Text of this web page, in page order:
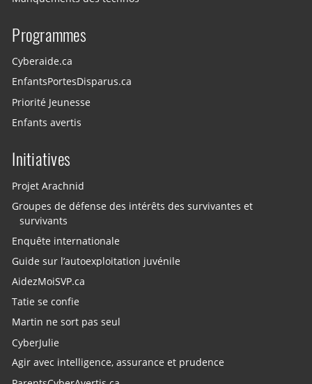
Programmes
Cyberaide.ca
EnfantsPortesDisparus.ca
Priorité Jeunesse
Enfants avertis
Initiatives
Projet Arachnid
Groupes de défense des intérêts des survivantes et
survivants
Enquête internationale
Guide sur l’autoexploitation juvénile
AidezMoiSVP.ca
Tatie se confie
Martin ne sort pas seul
CyberJulie
Agir avec intelligence, assurance et prudence